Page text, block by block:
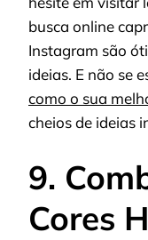
busca online
Instagram são
ideias. E não se
como o sua
cheios de ideias
9.
Cores